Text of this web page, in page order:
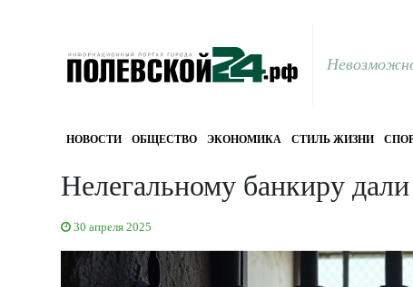
НОВОСТИ ОБЩЕСТВО ЭКОНОМИКА СТИЛЬ ЖИЗНИ
Нелегальному банкиру
30 апреля 2025